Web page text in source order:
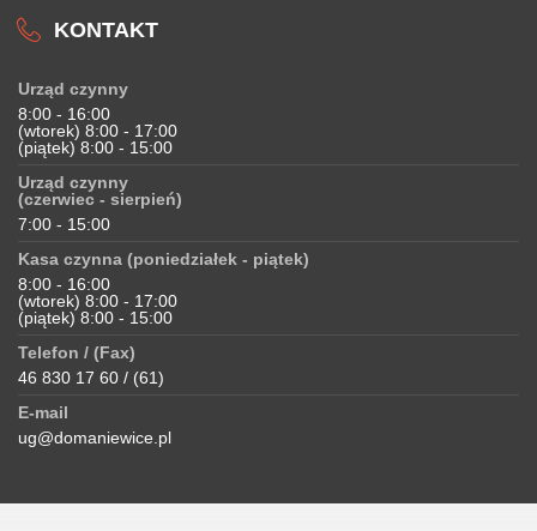
KONTAKT
Urząd czynny
8:00 - 16:00
(wtorek) 8:00 - 17:00
(piątek) 8:00 - 15:00
Urząd czynny
(czerwiec - sierpień)
7:00 - 15:00
Kasa czynna (poniedziałek - piątek)
8:00 - 16:00
(wtorek) 8:00 - 17:00
(piątek) 8:00 - 15:00
Telefon / (Fax)
46 830 17 60 / (61)
E-mail
ug@domaniewice.pl